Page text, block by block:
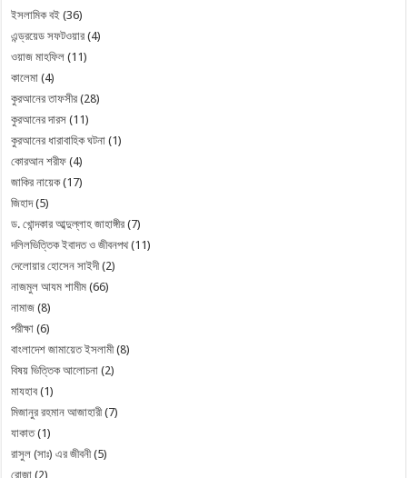
ইসলামিক বই (36)
এন্ড্রয়েড সফটওয়ার (4)
ওয়াজ মাহফিল (11)
কালেমা (4)
কুরআনের তাফসীর (28)
কুরআনের দারস (11)
কুরআনের ধারাবাহিক ঘটনা (1)
কোরআন শরীফ (4)
জাকির নায়েক(17)
জিহাদ(5)
ড. খোন্দকার আব্দুল্লাহ জাহাঙ্গীর (7)
দলিলভিত্তিক ইবাদত ও জীবনপথ(11)
দেলোয়ার হোসেন সাইদী(2)
নাজমুল আযম শামীম (66)
নামাজ (8)
পরীক্ষা (6)
বাংলাদেশ জামায়েত ইসলামী(8)
বিষয় ভিত্তিক আলোচনা (2)
মাযহাব (1)
মিজানুর রহমান আজাহারী(7)
যাকাত(1)
রাসুল (সাঃ) এর জীবনী(5)
রোজা (2)